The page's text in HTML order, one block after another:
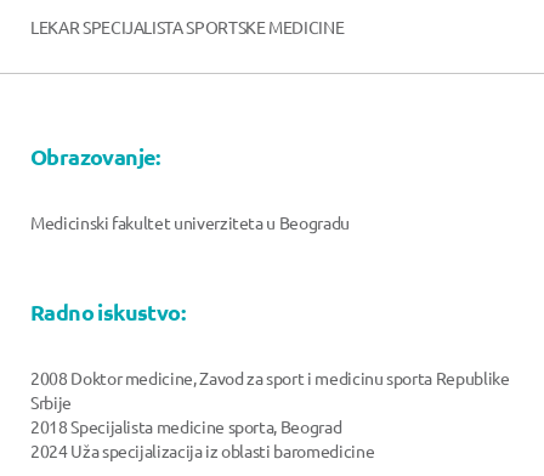
LEKAR SPECIJALISTA SPORTSKE MEDICINE
Obrazovanje:
Medicinski fakultet univerziteta u Beogradu
Radno iskustvo:
2008 Doktor medicine, Zavod za sport i medicinu sporta Republike
Srbije
2018 Specijalista medicine sporta, Beograd
2024 Uža specijalizacija iz oblasti baromedicine